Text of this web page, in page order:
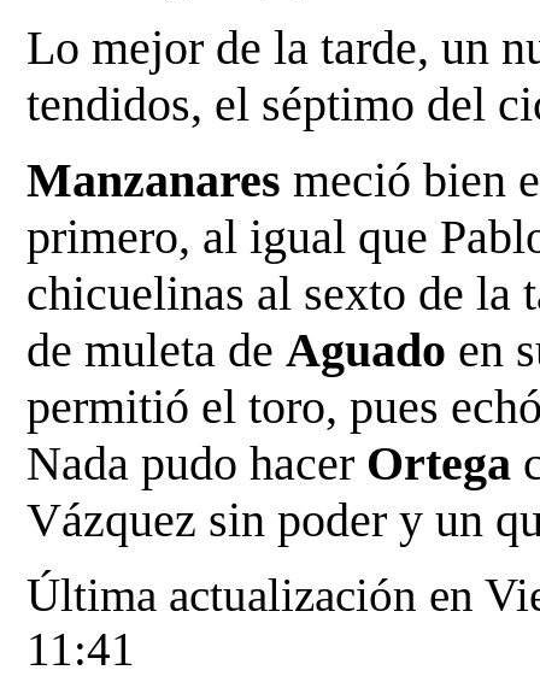
Lo mejor de la tarde, un
tendidos, el séptimo del
Manzanares meció bien
primero, al igual que
chicuelinas al sexto de la
de muleta deAguado en
permitió el toro, pues
Nada pudo hacer Ortega
Vázquez sin poder y un
Última actualización en
11:41